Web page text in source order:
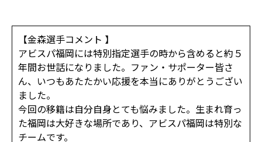
【金森選手コメント 】
アビスパ福岡には特別指定選手の時から含めると約５
年間お世話になりました。ファン・サポーター皆さ
ん、いつもあたたかい応援を本当にありがとうござい
ました。
今回の移籍は自分自身とても悩みました。生まれ育っ
た福岡は大好きな場所であり、アビスパ福岡は特別な
チームです。